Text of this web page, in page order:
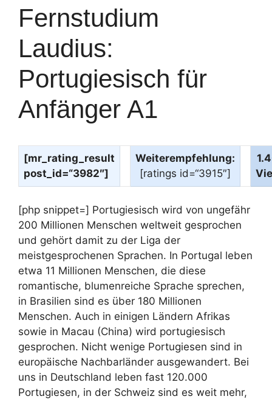
Fernstudium
Laudius:
Portugiesisch für
Anfänger A1
[mr_rating_result
post_id=“3982″]
Weiterempfehlung:
[ratings id=“3915″]
[php snippet=] Portugiesisch wird von ungefähr
200 Millionen Menschen weltweit gesprochen
und gehört damit zu der Liga der
meistgesprochenen Sprachen. In Portugal leben
etwa 11 Millionen Menschen, die diese
romantische, blumenreiche Sprache sprechen,
in Brasilien sind es über 180 Millionen
Menschen. Auch in einigen Ländern Afrikas
sowie in Macau (China) wird portugiesisch
gesprochen. Nicht wenige Portugiesen sind in
europäische Nachbarländer ausgewandert. Bei
uns in Deutschland leben fast 120.000
Portugiesen, in der Schweiz sind es weit mehr,